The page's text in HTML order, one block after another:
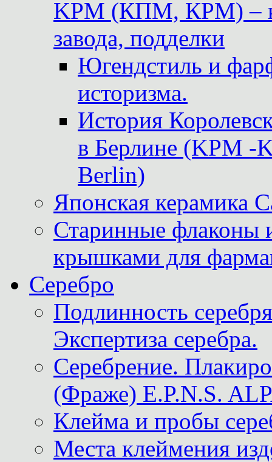
KPM (КПМ, КРМ) –
завода, подделки
Югендстиль и
историзма.
История
в Берлине (KPM -
Berlin)
Японская керамика
Старинные флаконы
крышками для
Серебро
Подлинность
Экспертиза серебра.
Серебрение.
(Фраже) E.P.N.S.
Клейма и пробы
Места клеймения